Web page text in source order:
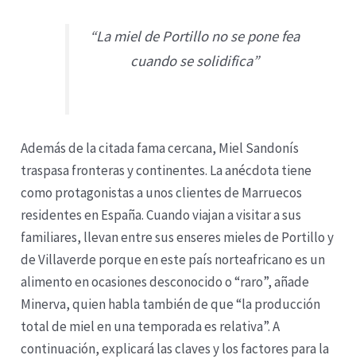
“La miel de Portillo no se pone fea
cuando se solidifica”
Además de la citada fama cercana, Miel Sandonís
traspasa fronteras y continentes. La anécdota tiene
como protagonistas a unos clientes de Marruecos
residentes en España. Cuando viajan a visitar a sus
familiares, llevan entre sus enseres mieles de Portillo y
de Villaverde porque en este país norteafricano es un
alimento en ocasiones desconocido o “raro”, añade
Minerva, quien habla también de que “la producción
total de miel en una temporada es relativa”. A
continuación, explicará las claves y los factores para la